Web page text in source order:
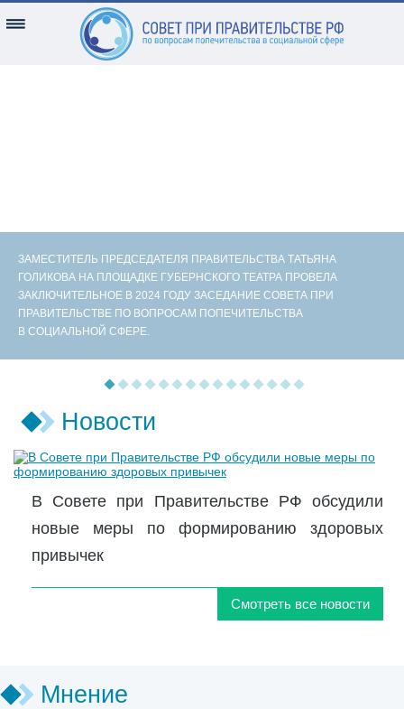
ЗАМЕСТИТЕЛЬ ПРЕДСЕДАТЕЛЯ ПРАВИТЕЛЬСТВА ТАТЬЯНА
ГОЛИКОВА НА ПЛОЩАДКЕ ГУБЕРНСКОГО ТЕАТРА ПРОВЕЛА
ЗАКЛЮЧИТЕЛЬНОЕ В 2024 ГОДУ ЗАСЕДАНИЕ СОВЕТА ПРИ
ПРАВИТЕЛЬСТВЕ ПО ВОПРОСАМ ПОПЕЧИТЕЛЬСТВА
В СОЦИАЛЬНОЙ СФЕРЕ.
Новости
В Совете при Правительстве РФ обсудили
новые меры по формированию здоровых
привычек
Смотреть все новости
Мнение